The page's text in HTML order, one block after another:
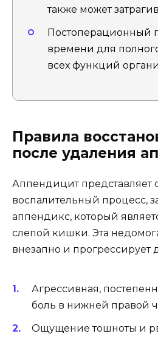
также может
Постоперационный
времени для
всех функций
Правила
после удаления
Аппендицит представляет
воспалительный процесс,
аппендикс, который
слепой кишки. Эта
внезапно и прогрессирует
Агрессивная,
боль в нижней правой
Ощущение тошноты и